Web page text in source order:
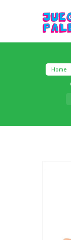
Home